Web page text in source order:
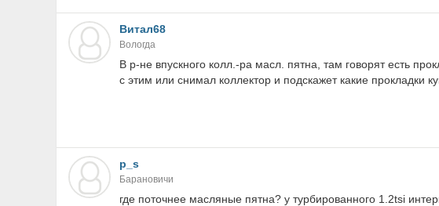
Витал68
Вологда
В р-не впускного колл.-ра масл. пятна, там говорят есть
с этим или снимал коллектор и подскажет какие прокладки
p_s
Барановичи
где поточнее масляные пятна? у турбированного 1.2tsi